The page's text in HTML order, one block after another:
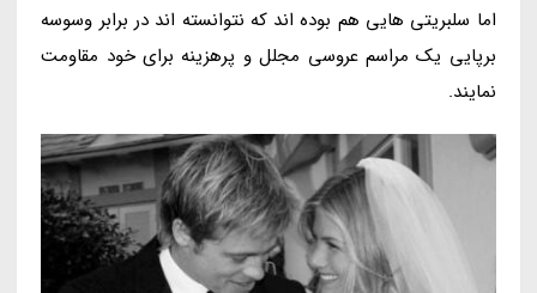
اما سلبریتی هایی هم بوده اند که نتوانسته اند در برابر وسوسه
برپایی یک مراسم عروسی مجلل و پرهزینه برای خود مقاومت
نمایند.